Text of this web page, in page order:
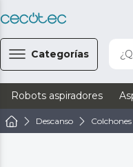
Categorías
Robots aspiradores
Descanso Colchones